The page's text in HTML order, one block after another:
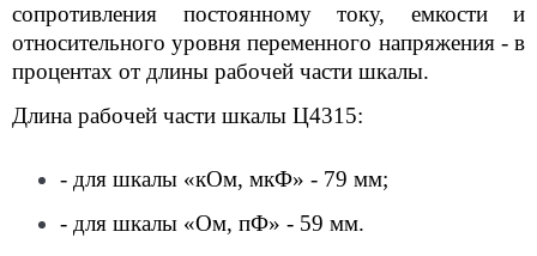
сопротивления постоянному току, емкости и
относительного уровня переменного напряжения - в
процентах от длины рабочей части шкалы.
Длина рабочей части шкалы Ц4315:
- для шкалы «кОм, мкФ» - 79 мм;
- для шкалы «Ом, пФ» - 59 мм.